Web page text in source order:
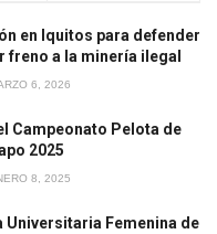
en Iquitos para defender
freno a la minería ilegal
6, 2026
Campeonato Pelota de
2025
8, 2025
Universitaria Femenina de